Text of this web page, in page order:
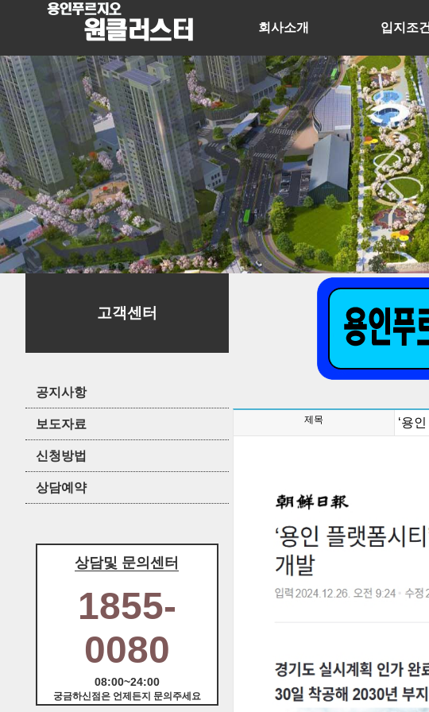
회사소개 입지조건
고객센터
공지사항
보도자료
신청방법
상담예약
상담및 문의센터
1855-
0080
08:00~24:00
궁금하신점은 언제든지 문의주세요
제목 ‘용